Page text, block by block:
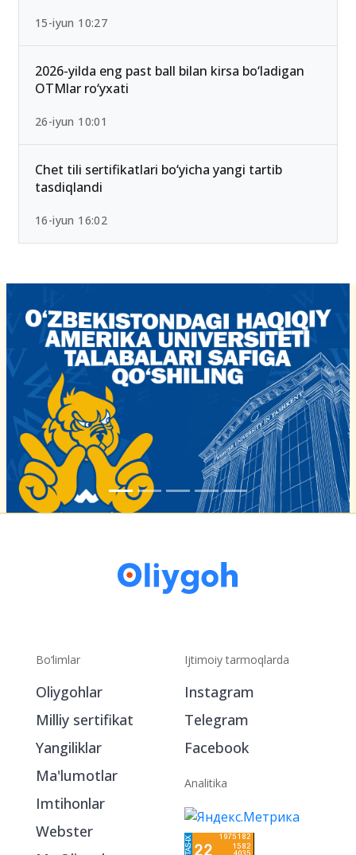
15-iyun 10:27
2026-yilda eng past ball bilan kirsa bo‘ladigan
OTMlar ro‘yxati
26-iyun 10:01
Chet tili sertifikatlari bo‘yicha yangi tartib
tasdiqlandi
16-iyun 16:02
Bo‘limlar
Oliygohlar
Milliy sertifikat
Yangiliklar
Ma'lumotlar
Imtihonlar
Webster
Ijtimoiy tarmoqlarda
Instagram
Telegram
Facebook
Analitika